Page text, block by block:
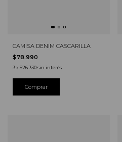
CAMISA DENIM CASCARILLA
$78.990
3x$26.330sin interés